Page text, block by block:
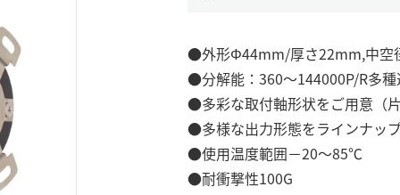
●外形Φ44mm/厚さ22mm,中
●分解能：360～144000P/R多種
●多彩な取付軸形状をご用意（
●多様な出力形態をラインナッ
●使用温度範囲－20～85℃
●耐衝撃性100G